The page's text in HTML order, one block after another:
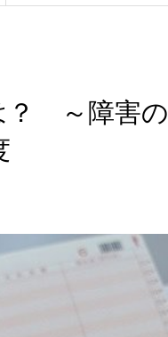
？ ～障害